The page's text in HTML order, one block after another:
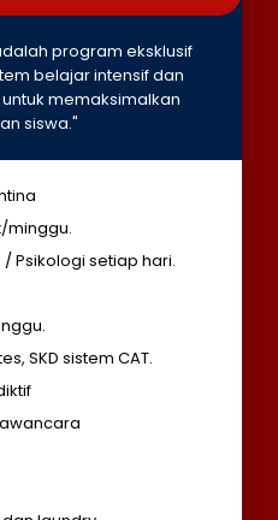
program eksklusif
belajar intensif dan
memaksimalkan
siswa."
minggu.
Psikologi setiap hari.
SKD sistem CAT.